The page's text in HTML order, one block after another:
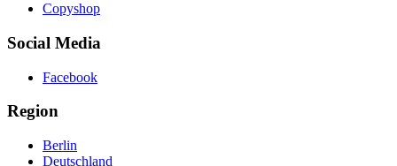
Copyshop
Social Media
Facebook
Region
Berlin
Deutschland